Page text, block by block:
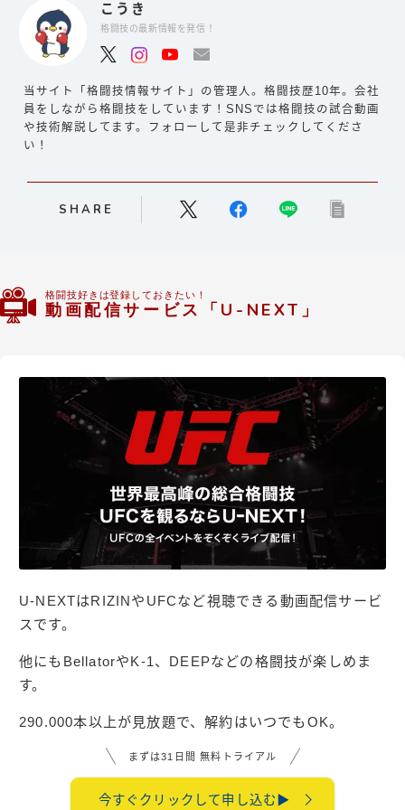
こうき
格闘技の最新情報を発信！
当サイト「格闘技情報サイト」の管理人。格闘技歴10年。会社
員をしながら格闘技をしています！SNSでは格闘技の試合動画
や技術解説してます。フォローして是非チェックしてくださ
い！
SHARE
格闘技好きは登録しておきたい！
動画配信サービス「U-NEXT」
U-NEXTはRIZINやUFCなど視聴できる動画配信サービ
スです。
他にもBellatorやK-1、DEEPなどの格闘技が楽しめま
す。
290.000本以上が見放題で、解約はいつでもOK。
まずは31日間 無料トライアル
今すぐクリックして申し込む▶︎